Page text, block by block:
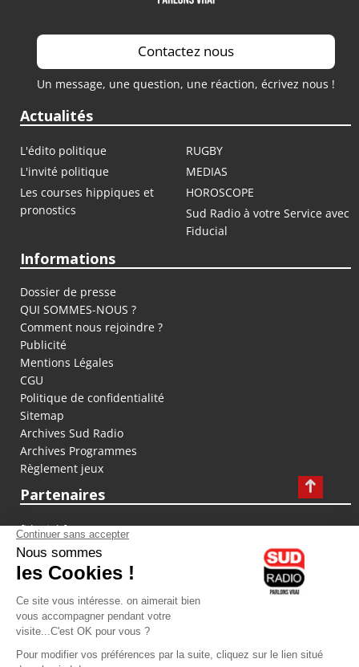
Contactez nous
Un message, une question, une réaction, écrivez nous !
Actualités
L'édito politique
RUGBY
L'invité politique
MEDIAS
Les courses hippiques et
pronostics
HOROSCOPE
Sud Radio à votre Service avec
Fiducial
Informations
Dossier de presse
QUI SOMMES-NOUS ?
Comment nous rejoindre ?
Publicité
Mentions Légales
CGU
Politique de confidentialité
Sitemap
Archives Sud Radio
Archives Programmes
Règlement jeux
Partenaires
fiducial.fr
lyoncapitale.fr
olympique-et-lyonnais.com
L'application Iphone / Android
Téléchargez l'application